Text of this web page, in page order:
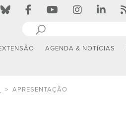
AGENDA & NOTÍCIAS
APRESENTAÇÃO